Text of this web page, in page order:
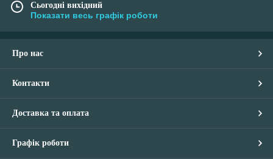
Сьогодні вихідний
Показати весь графік роботи
Про нас
Контакти
Доставка та оплата
Графік роботи